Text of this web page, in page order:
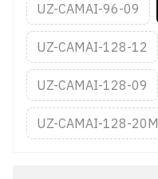
UZ-CAMAI-96-09
UZ-CAMAI-128-12
UZ-CAMAI-128-09
UZ-CAMAI-128-20M